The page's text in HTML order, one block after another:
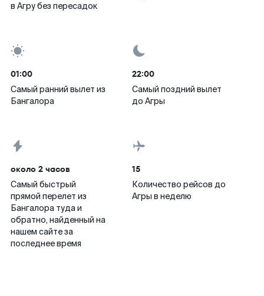
в Агру без пересадок
01:00
Самый ранний вылет из
Бангалора
22:00
Самый поздний вылет
до Агры
около 2 часов
Самый быстрый
прямой перелет из
Бангалора туда и
обратно, найденный на
нашем сайте за
последнее время
15
Количество рейсов до
Агры в неделю